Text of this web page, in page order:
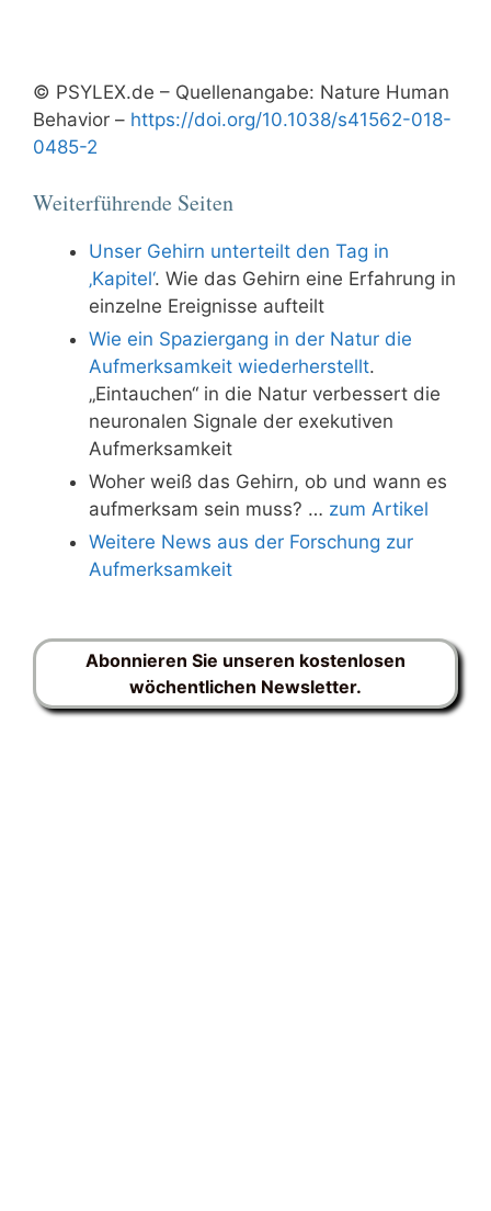
© PSYLEX.de – Quellenangabe: Nature Human
Behavior – https://doi.org/10.1038/s41562-018-
0485-2
Weiterführende Seiten
Unser Gehirn unterteilt den Tag in
‚Kapitel‘. Wie das Gehirn eine Erfahrung in
einzelne Ereignisse aufteilt
Wie ein Spaziergang in der Natur die
Aufmerksamkeit wiederherstellt.
„Eintauchen“ in die Natur verbessert die
neuronalen Signale der exekutiven
Aufmerksamkeit
Woher weiß das Gehirn, ob und wann es
aufmerksam sein muss? … zum Artikel
Weitere News aus der Forschung zur
Aufmerksamkeit
Abonnieren Sie unseren kostenlosen
wöchentlichen Newsletter.